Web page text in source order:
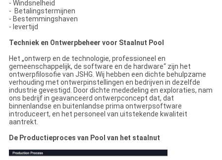
- Windsnelheid
- Betalingstermijnen
- Bestemmingshaven
- levertijd
Techniek en Ontwerpbeheer voor Staalnut Pool
Het „ontwerp en de technologie, professioneel en
gemeenschappelijk, de software en de hardware“ zijn het
ontwerpfilosofie van JSHG. Wij hebben een dichte behulpzame
verhouding met ontwerpinstellingen en bedrijven in dezelfde
industrie gevestigd. Door dichte mededeling en exploraties, nam
ons bedrijf in geavanceerd ontwerpconcept dat, dat
binnenlandse en buitenlandse prima ontwerpsoftware
introduceert, en het personeel van uitstekende kwaliteit
aantrekt.
De Productieproces van Pool van het staalnut